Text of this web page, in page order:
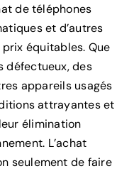
de téléphones
et d’autres
équitables. Que
défectueux, des
appareils usagés
attrayantes et
élimination
L’achat
seulement de faire